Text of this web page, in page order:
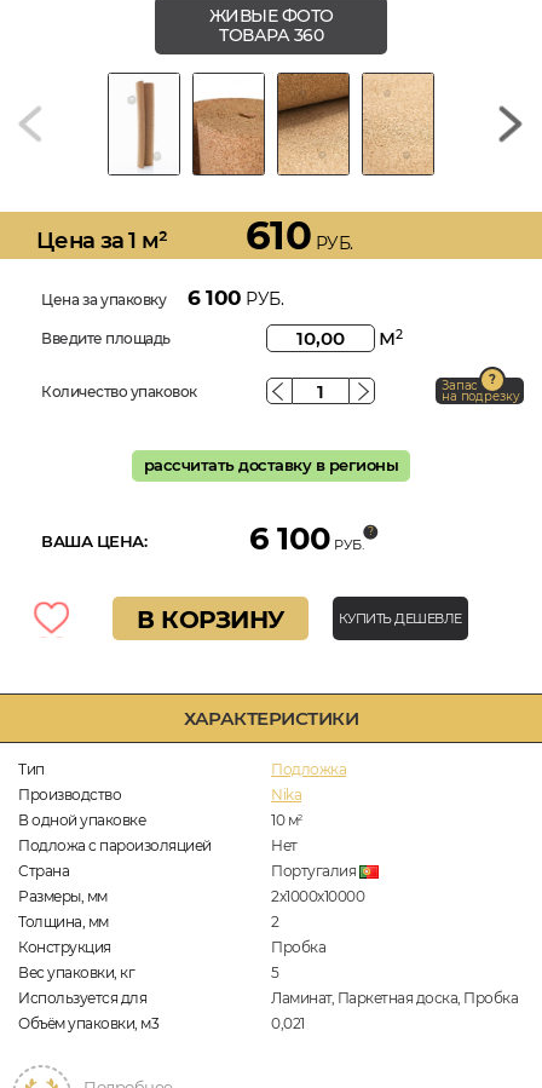
ХАРАКТЕРИСТИКИ
Тип
Подложка
Производство
Nika
В одной упаковке
10 м2
Подложа с пароизоляцией
Нет
Страна
Португалия
Размеры, мм
2х1000х10000
Толщина, мм
2
Конструкция
Пробка
Вес упаковки, кг
5
Используется для
Ламинат, Паркетная доска, Пробка
Объём упаковки, м3
0,021
ЖИВЫЕ ФОТО
ТОВАРА 360
Цена за 1 м² 610 РУБ.
Цена за упаковку 6 100 РУБ.
Введите площадь м2
Количество упаковок Запас
на подрезку
рассчитать доставку в регионы
ВАША ЦЕНА: 6 100 РУБ.
В КОРЗИНУ КУПИТЬ ДЕШЕВЛЕ